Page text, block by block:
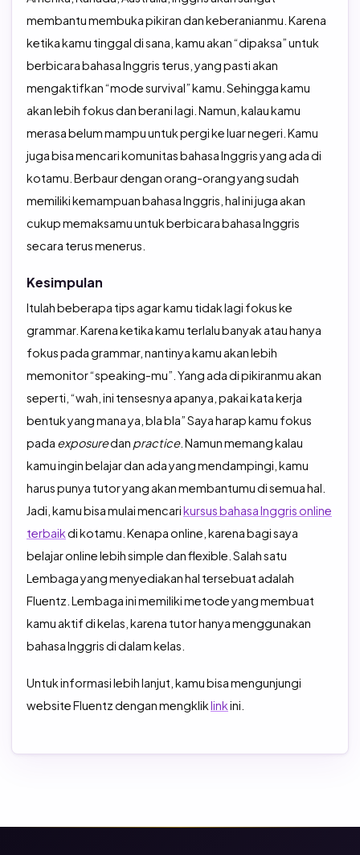
membantu membuka pikiran dan keberanianmu. Karena
ketika kamu tinggal di sana, kamu akan “dipaksa” untuk
berbicara bahasa Inggris terus, yang pasti akan
mengaktifkan “mode survival” kamu. Sehingga kamu
akan lebih fokus dan berani lagi. Namun, kalau kamu
merasa belum mampu untuk pergi ke luar negeri. Kamu
juga bisa mencari komunitas bahasa Inggris yang ada di
kotamu. Berbaur dengan orang-orang yang sudah
memiliki kemampuan bahasa Inggris, hal ini juga akan
cukup memaksamu untuk berbicara bahasa Inggris
secara terus menerus.
Kesimpulan
Itulah beberapa tips agar kamu tidak lagi fokus ke
grammar. Karena ketika kamu terlalu banyak atau hanya
fokus pada grammar, nantinya kamu akan lebih
memonitor “speaking-mu”. Yang ada di pikiranmu akan
seperti, “wah, ini tensesnya apanya, pakai kata kerja
bentuk yang mana ya, bla bla” Saya harap kamu fokus
pada exposuredan practice. Namun memang kalau
kamu ingin belajar dan ada yang mendampingi, kamu
harus punya tutor yang akan membantumu di semua hal.
Jadi, kamu bisa mulai mencarikursus bahasa Inggris online
terbaikdi kotamu. Kenapa online, karena bagi saya
belajar online lebih simple dan flexible. Salah satu
Lembaga yang menyediakan hal tersebuat adalah
Fluentz. Lembaga ini memiliki metode yang membuat
kamu aktif di kelas, karena tutor hanya menggunakan
bahasa Inggris di dalam kelas.
Untuk informasi lebih lanjut, kamu bisa mengunjungi
website Fluentz dengan mengkliklinkini.